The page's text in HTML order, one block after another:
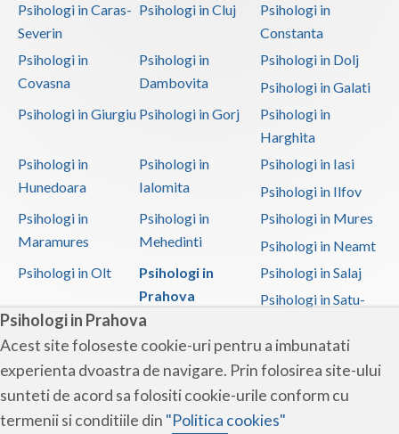
Psihologi in Prahova
Acest site foloseste cookie-uri pentru a imbunatati
experienta dvoastra de navigare. Prin folosirea site-ului
sunteti de acord sa folositi cookie-urile conform cu
termenii si conditiile din "Politica cookies"
Psihoterapie - Interventie psihoterapeutica in ... (2)
Psihoterapie - Interventie psihoterapeutica in ... (1)
Psihoterapie - Interventie psihoterapeutica in ... (1)
Psihoterapie - Interventie psihoterapeutica in ... (2)
Psihoterapie - Interventie psihoterapeutica in ... (1)
Psihoterapie suportiva (1)
Psihoterapie, asistenta si consultanta psihologica (1)
Psihoterapie- Interventie psihoterapeutica in b... (1)
Terapie suportiva pentru persoane dependente de...
(1)
Terapie suportiva pentru persoanele care sufera... (1)
Terapii de scurta durata (2)
Psihologi in Caras-
Severin
Psihologi in Cluj
Psihologi in
Constanta
Psihologi in
Covasna
Psihologi in
Dambovita
Psihologi in Dolj
Psihologi in Galati
Psihologi in Giurgiu Psihologi in Gorj
Psihologi in
Harghita
Psihologi in
Hunedoara
Psihologi in
Ialomita
Psihologi in Iasi
Psihologi in Ilfov
Psihologi in
Maramures
Psihologi in
Mehedinti
Psihologi in Mures
Psihologi in Neamt
Psihologi in Olt
Psihologi in
Prahova
Psihologi in Salaj
Psihologi in Satu-
Psihologi in Sibiu
Psihologi in
Suceava
Psihologi in
Teleorman
Psihologi in Timis
Psihologi in Tulcea Psihologi in Valcea
Psihologi in Vaslui
Psihologi in